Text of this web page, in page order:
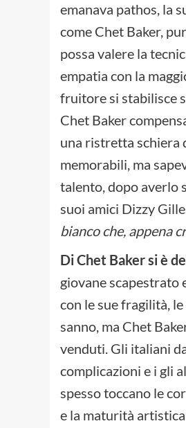
emanava pathos, la
come Chet Baker,
possa valere la
empatia con la
fruitore si stabilisce
Chet Baker
una ristretta schiera
memorabili, ma
talento, dopo averlo
suoi amici Dizzy
bianco che, appena
Di Chet Baker si è
giovane scapestrato
con le sue fragilità,
sanno, ma Chet
venduti. Gli italiani
complicazioni e i gli
spesso toccano le
e la maturità